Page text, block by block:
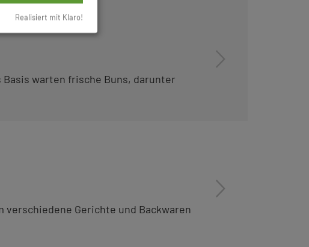
warten frische Buns, darunter
Gerichte und Backwaren
Realisiert mit Klaro!